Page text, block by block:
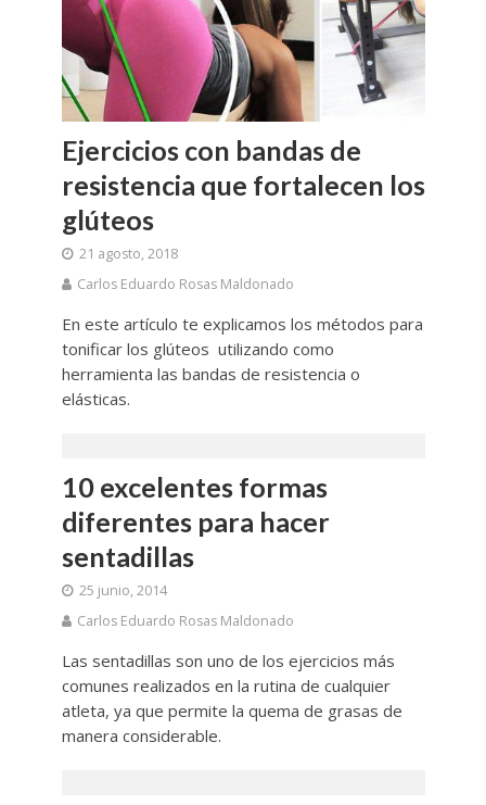
Ejercicios con bandas de
resistencia que fortalecen los
glúteos
21 agosto, 2018
Carlos Eduardo Rosas Maldonado
En este artículo te explicamos los métodos para
tonificar los glúteos utilizando como
herramienta las bandas de resistencia o
elásticas.
10 excelentes formas
diferentes para hacer
sentadillas
25 junio, 2014
Carlos Eduardo Rosas Maldonado
Las sentadillas son uno de los ejercicios más
comunes realizados en la rutina de cualquier
atleta, ya que permite la quema de grasas de
manera considerable.